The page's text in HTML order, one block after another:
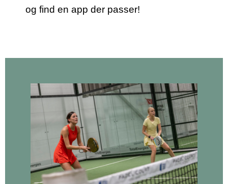
og find en app der passer!